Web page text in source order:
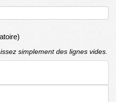
simplement des lignes vides.